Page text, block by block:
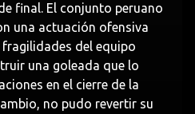
final. El conjunto peruano
una actuación ofensiva
del equipo
una goleada que lo
en el cierre de la
no pudo revertir su